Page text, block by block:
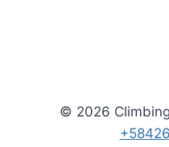
© 2026